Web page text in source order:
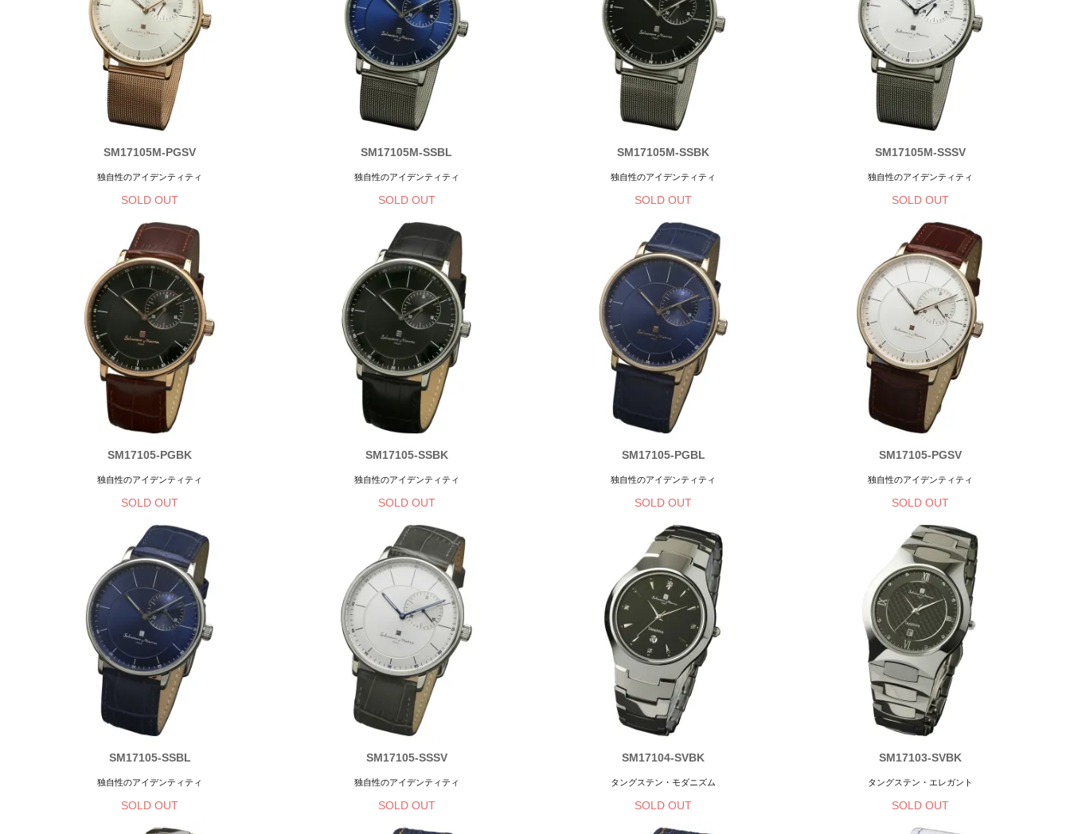
SM17105M-PGSV
独自性のアイデンティティ
SOLD OUT
SM17105M-SSBL
独自性のアイデンティティ
SOLD OUT
SM17105M-SSBK
独自性のアイデンティティ
SOLD OUT
SM17105M-SSSV
独自性のアイデンティティ
SOLD OUT
SM17105-PGBK
独自性のアイデンティティ
SOLD OUT
SM17105-SSBK
独自性のアイデンティティ
SOLD OUT
SM17105-PGBL
独自性のアイデンティティ
SOLD OUT
SM17105-PGSV
独自性のアイデンティティ
SOLD OUT
SM17105-SSBL
独自性のアイデンティティ
SOLD OUT
SM17105-SSSV
独自性のアイデンティティ
SOLD OUT
SM17104-SVBK
タングステン・モダニズム
SOLD OUT
SM17103-SVBK
タングステン・エレガント
SOLD OUT